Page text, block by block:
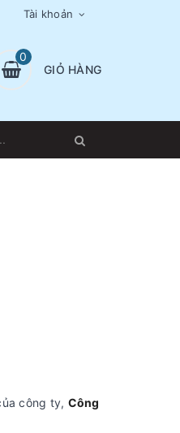
Tài khoản
0
GIỎ HÀNG
công ty, Công